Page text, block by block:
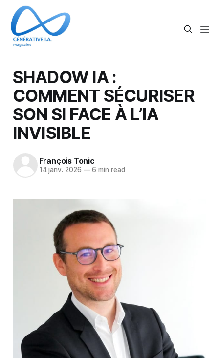
SHADOW IA :
COMMENT SÉCURISER
SON SI FACE À L’IA
INVISIBLE
François Tonic
14 janv. 2026 —6 min read